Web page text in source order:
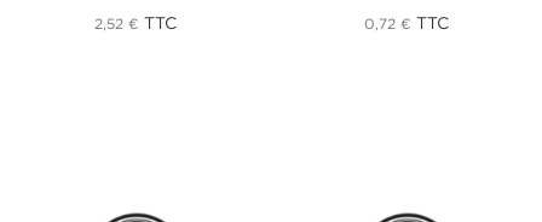
2,52 € TTC 0,72 € TTC